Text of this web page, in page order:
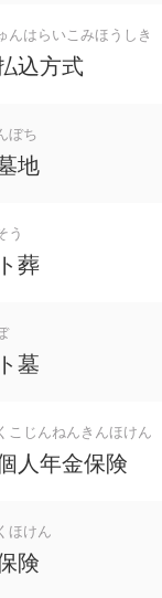
んはらいこみほうしき
込方式
ぼち
地
う
葬
墓
こじんねんきんほけん
人年金保険
ほけん
険